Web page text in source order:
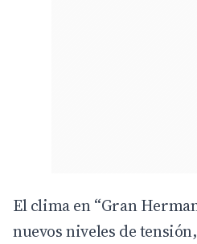
El clima en “Gran
nuevos niveles de